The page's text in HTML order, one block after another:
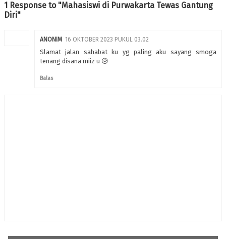
1 Response to "Mahasiswi di Purwakarta Tewas Gantung
Diri"
ANONIM 16 OKTOBER 2023 PUKUL 03.02
Slamat jalan sahabat ku yg paling aku sayang smoga
tenang disana miiz u 😥
Balas